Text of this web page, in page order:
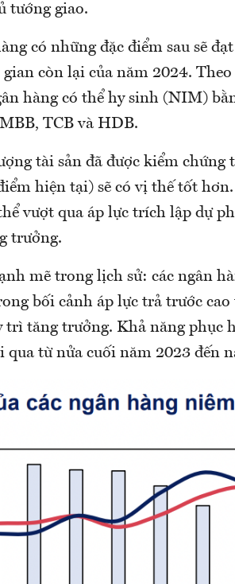
tướng giao.
có những đặc điểm sau sẽ
còn lại của năm 2024. Theo
hàng có thể hy sinh (NIM)
TCB và HDB.
tài sản đã được kiểm
hiện tại) sẽ có vị thế tốt hơn.
vượt qua áp lực trích lập dự
trưởng.
mẽ trong lịch sử: các ngân
bối cảnh áp lực trả trước
trì tăng trưởng. Khả năng phục
từ nửa cuối năm 2023 đến